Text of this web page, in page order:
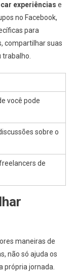
experiências e
no Facebook,
para
compartilhar suas
trabalho.
você pode
sobre o
de
maneiras de
não só ajuda os
própria jornada.